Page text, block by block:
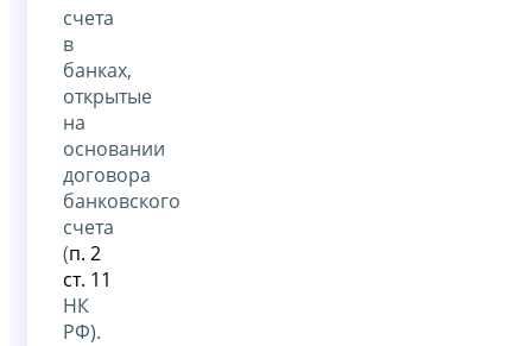
счета
в
банках,
открытые
на
основании
договора
банковского
счета
(п. 2
ст. 11
НК
РФ).